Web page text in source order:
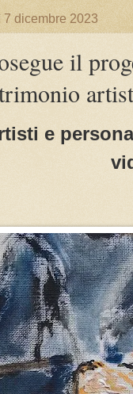
7 dicembre 2023
il
e